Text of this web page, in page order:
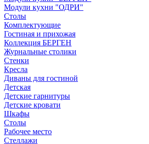
Модули кухни "ОДРИ"
Столы
Комплектующие
Гостиная и прихожая
Коллекция БЕРГЕН
Журнальные столики
Стенки
Кресла
Диваны для гостиной
Детская
Детские гарнитуры
Детские кровати
Шкафы
Столы
Рабочее место
Стеллажи